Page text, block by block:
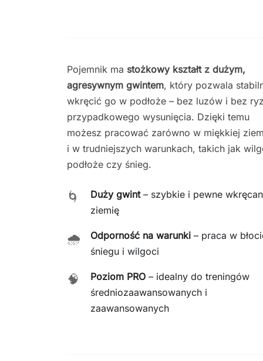
Pojemnik ma stożkowy kształt z dużym,
agresywnym gwintem, który pozwala
wkręcić go w podłoże – bez luzów i bez
przypadkowego wysunięcia. Dzięki temu
możesz pracować zarówno w miękkiej
i w trudniejszych warunkach, takich jak
podłoże czy śnieg.
🌀 Duży gwint– szybkie i pewne
ziemię
🌧️ Odporność na warunki – praca w
śniegu i wilgoci
🧠 Poziom PRO – idealny do treningów
średniozaawansowanych i
zaawansowanych